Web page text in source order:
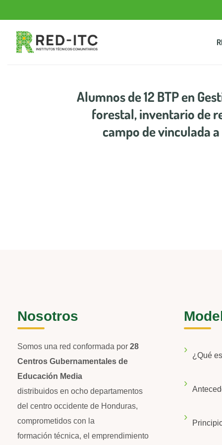
al
contenido
Alumnos de 12 BTP en
forestal, inventario de
campo de vinculada
Nosotros
Somos una red conformada por 28
Centros Gubernamentales de
Educación Media
distribuidos en ocho departamentos
del centro occidente de Honduras,
comprometidos con la
formación técnica, el emprendimiento
¿Qué